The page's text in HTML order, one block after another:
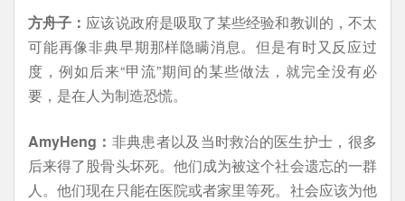
方舟子： 应该说政府是吸取了某些经验和教训的，不太
可能再像非典早期那样隐瞒消息。但是有时又反应过
度，例如后来“甲流”期间的某些做法，就完全没有必
要，是在人为制造恐慌。
AmyHeng： 非典患者以及当时救治的医生护士，很多
后来得了股骨头坏死。他们成为被这个社会遗忘的一群
人。他们现在只能在医院或者家里等死。社会应该为他